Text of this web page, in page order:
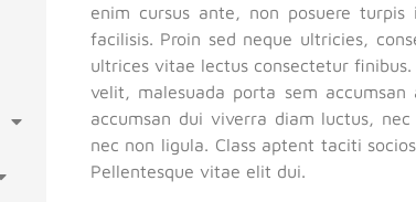
enim cursus ante, non posuere
facilisis. Proin sed neque ultricies,
ultrices vitae lectus consectetur
velit, malesuada porta sem accumsan
accumsan dui viverra diam luctus,
nec non ligula. Class aptent taciti
Pellentesque vitae elit dui.